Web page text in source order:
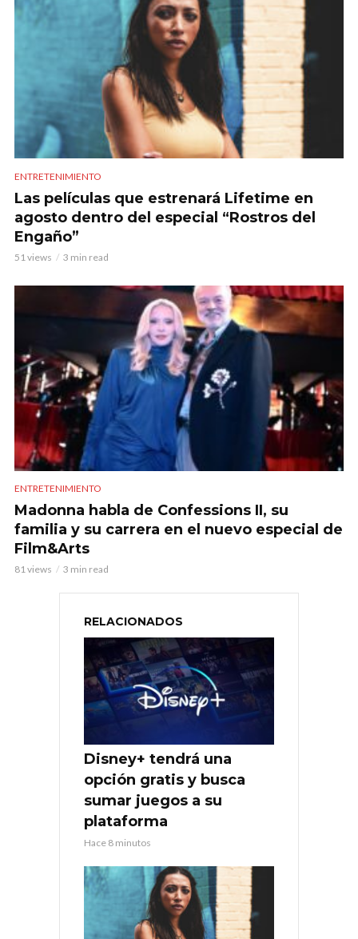
ENTRETENIMIENTO
Las películas que estrenará Lifetime en
agosto dentro del especial “Rostros del
Engaño”
51 views 3 min read
ENTRETENIMIENTO
Madonna habla de Confessions II, su
familia y su carrera en el nuevo especial de
Film&Arts
81 views 3 min read
RELACIONADOS
Disney+ tendrá una
opción gratis y busca
sumar juegos a su
plataforma
Hace 8 minutos